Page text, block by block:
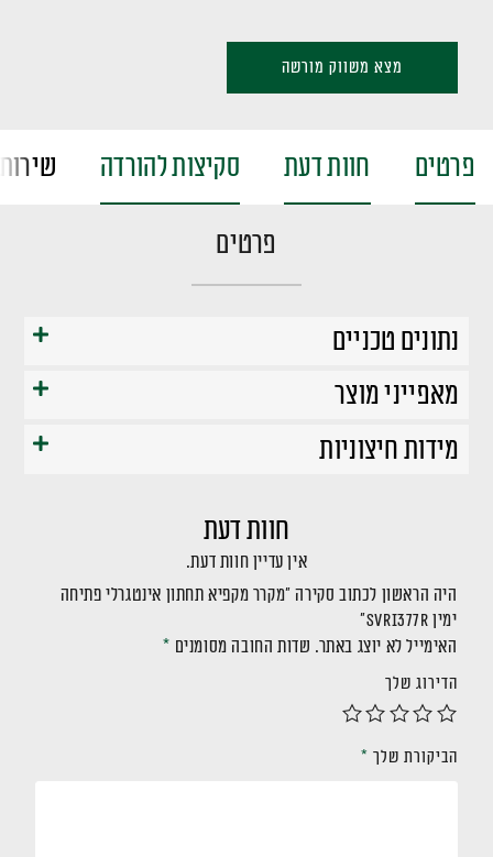
מצא משווק מורשה
פרטים חוות דעת סקיצות להורדה
פרטים
נתונים טכניים
מאפייני מוצר
מידות חיצוניות
חוות דעת
אין עדיין חוות דעת.
היה הראשון לכתוב סקירה “מקרר מקפיא תחתון אינטגרלי פתיחה
ימין SVRI377R”
האימייל לא יוצג באתר. שדות החובה מסומנים *
הדירוג שלך
הביקורת שלך *